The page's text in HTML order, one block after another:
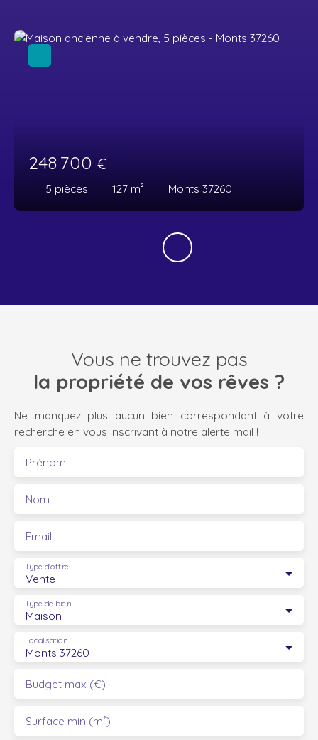
248 700 €
5 pièces 127 m² Monts 37260
Vous ne trouvez pas
la propriété de vos rêves ?
Ne manquez plus aucun bien correspondant à votre
recherche en vous inscrivant à notre alerte mail !
Prénom
Nom
Email
Vente
Type d'offre
Maison
Type de bien
Monts 37260
Localisation
Budget max (€)
Surface min (m²)